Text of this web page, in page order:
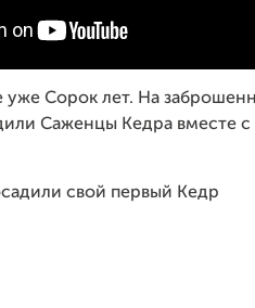
уже Сорок лет. На
Саженцы Кедра вместе с
свой первый Кедр